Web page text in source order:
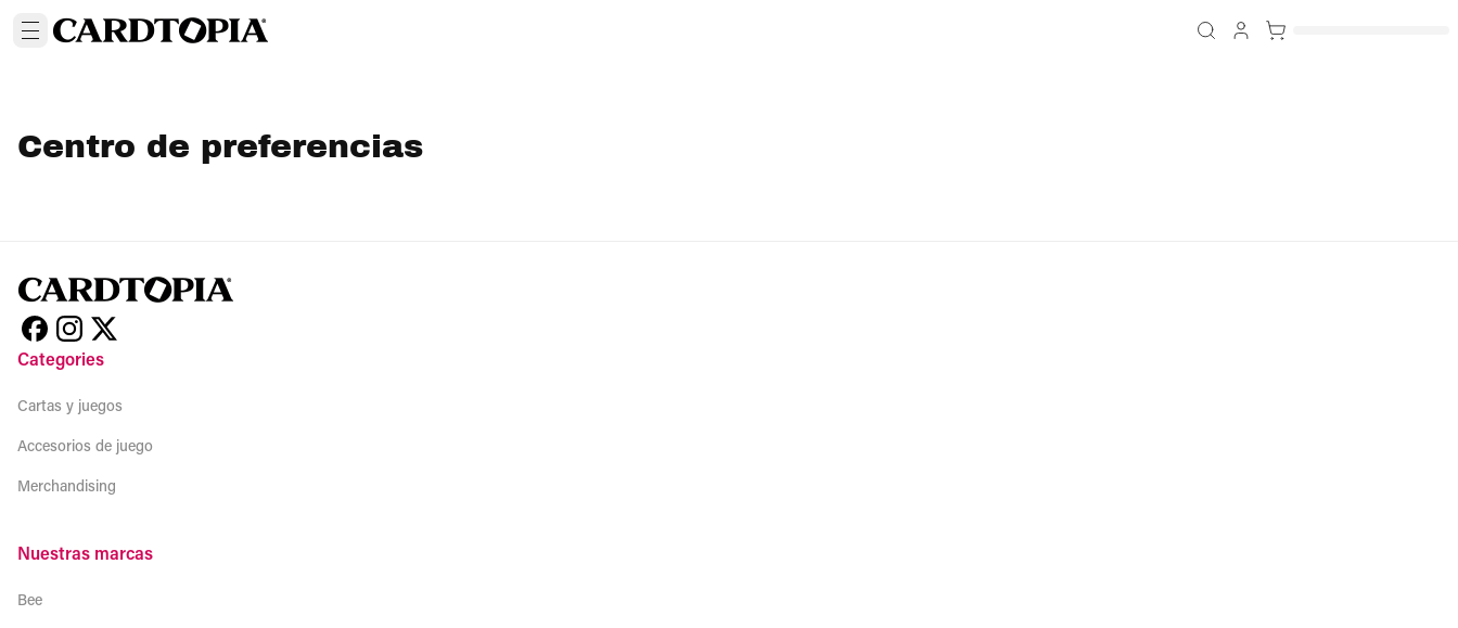
Centro de preferencias
Categories
Cartas y juegos
Accesorios de juego
Merchandising
Nuestras marcas
Bee